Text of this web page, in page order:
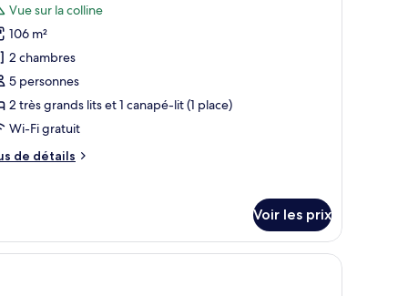
:
Vue sur la colline
106 m²
2 chambres
5 personnes
2 très grands lits et 1 canapé-lit (1 place)
Wi-Fi gratuit
de détails
Voir les prix